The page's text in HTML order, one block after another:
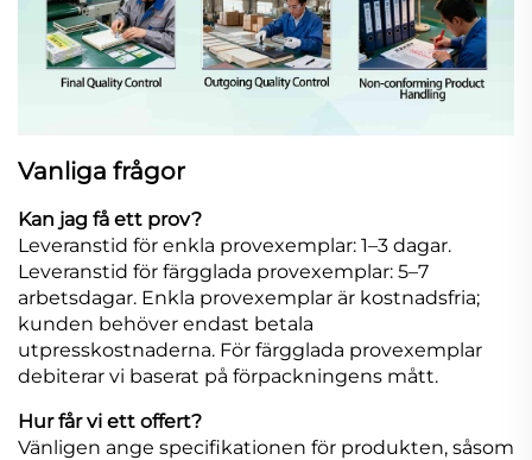
Vanliga frågor
Kan jag få ett prov?
Leveranstid för enkla provexemplar: 1–3 dagar.
Leveranstid för färgglada provexemplar: 5–7
arbetsdagar. Enkla provexemplar är kostnadsfria;
kunden behöver endast betala
utpresskostnaderna. För färgglada provexemplar
debiterar vi baserat på förpackningens mått.
Hur får vi ett offert?
Vänligen ange specifikationen för produkten, såsom